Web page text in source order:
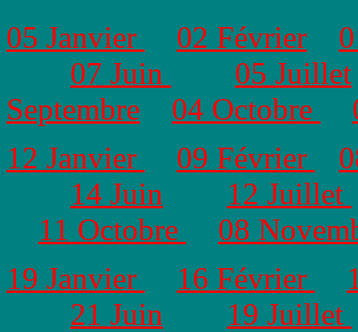
05 Janvier 02 Février
07 Juin
05 Juillet
Septembre
04 Octobre
12 Janvier
09 Février
14 Juin
12 Juillet
11 Octobre
08
19 Janvier
16 Février
21 Juin
19 Juillet